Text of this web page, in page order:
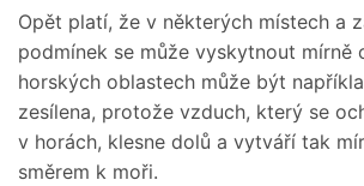
Opět platí, že v některých místech a
podmínek se může vyskytnout mírně
horských oblastech může být
zesílena, protože vzduch, který se
v horách, klesne dolů a vytváří tak
směrem k moři.